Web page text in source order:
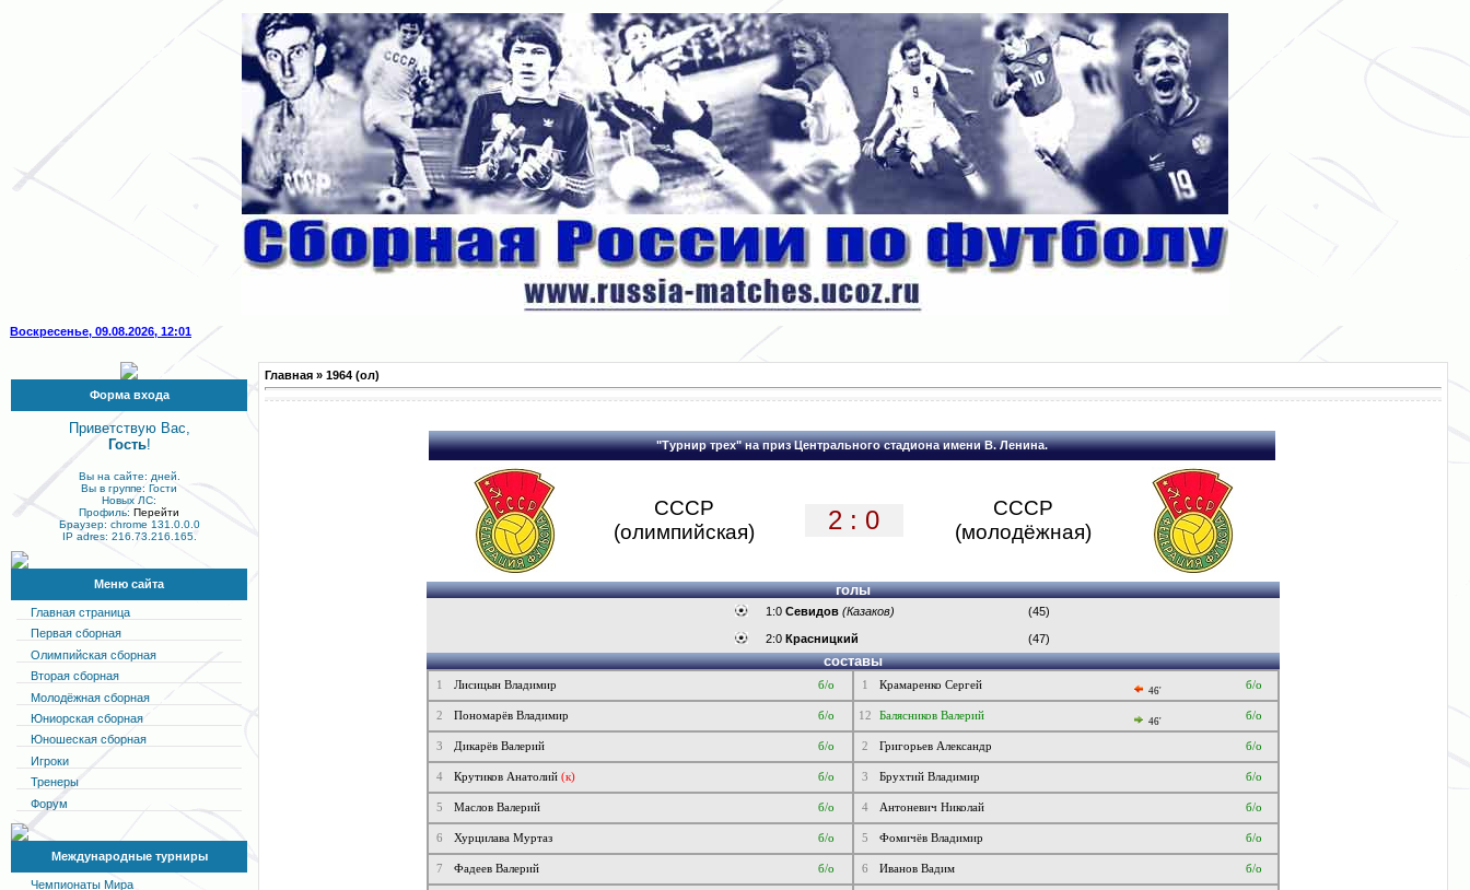
Воскресенье, 09.08.2026, 12:01
Форма входа
Приветствую Вас,
Гость!
Вы на сайте: дней.
Вы в группе: Гости
Новых ЛС:
Профиль: Перейти
Браузер: chrome 131.0.0.0
IP adres: 216.73.216.165.
Меню сайта
Главная страница
Первая сборная
Олимпийская сборная
Вторая сборная
Молодёжная сборная
Юниорская сборная
Юношеская сборная
Игроки
Тренеры
Форум
Международные турниры
Чемпионаты Мира
Главная » 1964 (ол)
"Турнир трех" на приз Центрального стадиона имени В. Ленина.
СССР
(олимпийская)
2 : 0
СССР
(молодёжная)
голы
1:0 Севидов (Казаков) (45)
2:0 Красницкий (47)
составы
1 Лисицын Владимир б/о
2 Пономарёв Владимир б/о
3 Дикарёв Валерий б/о
4 Крутиков Анатолий (к) б/о
5 Маслов Валерий б/о
6 Хурцилава Муртаз б/о
7 Фадеев Валерий б/о
1 Крамаренко Сергей 46' б/о
12 Балясников Валерий 46' б/о
2 Григорьев Александр б/о
3 Брухтий Владимир б/о
4 Антоневич Николай б/о
5 Фомичёв Владимир б/о
6 Иванов Вадим б/о